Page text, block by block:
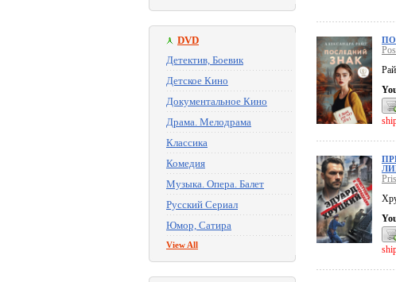
DVD
Детектив, Боевик
Детское Кино
Документальное Кино
Драма. Мелодрама
Классика
Комедия
Музыка. Опера. Балет
Русский Сериал
Юмор, Сатира
View All